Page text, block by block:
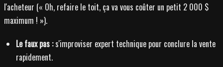
l'acheteur (« Oh, refaire le toit, ça va vous coûter un petit 2 000 $
maximum ! »).
Le faux pas :s'improviser expert technique pour conclure la vente
rapidement.